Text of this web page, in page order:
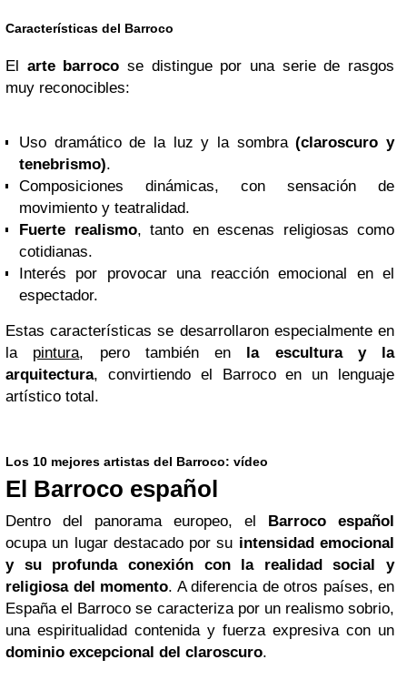
Características del Barroco
El arte barroco se distingue por una serie de rasgos
muy reconocibles:
Uso dramático de la luz y la sombra(claroscuro y
tenebrismo).
Composiciones dinámicas, con sensación de
movimiento y teatralidad.
Fuerte realismo, tanto en escenas religiosas como
cotidianas.
Interés por provocar una reacción emocional en el
espectador.
Estas características se desarrollaron especialmente en
la pintura, pero también en
la escultura y la
arquitectura, convirtiendo el Barroco en un lenguaje
artístico total.
Los 10 mejores artistas del Barroco: vídeo
El Barroco español
Dentro del panorama europeo, el
Barroco español
ocupa un lugar destacado por su intensidad emocional
y su profunda conexión con la realidad social y
religiosa del momento. A diferencia de otros países, en
España el Barroco se caracteriza por un realismo sobrio,
una espiritualidad contenida y fuerza expresiva con un
dominio excepcional del claroscuro.